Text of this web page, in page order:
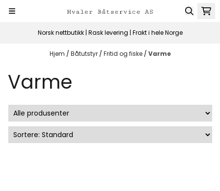
Hopp til innhold
Norsk nettbutikk | Rask levering | Frakt i hele Norge
Hjem / Båtutstyr / Fritid og fiske / Varme
Varme